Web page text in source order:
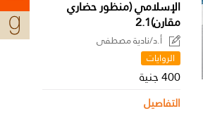
الإسلامي (منظور حضاري
مقارن)2.1
أ.د/نادية مصطفى
الروايات
400 جنية
التفاصيل